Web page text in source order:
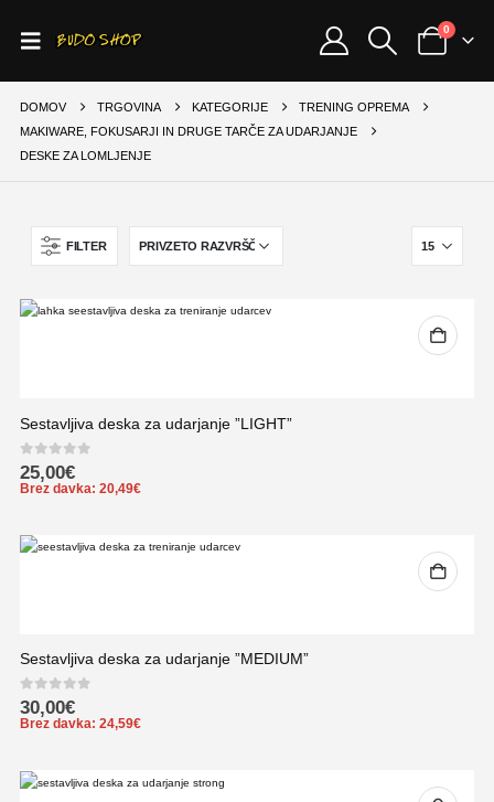
0
DOMOV TRGOVINA KATEGORIJE
TRENING OPREMA
MAKIWARE, FOKUSARJI IN DRUGE TARČE ZA UDARJANJE
DESKE ZA LOMLJENJE
FILTER
Sestavljiva deska za udarjanje ”LIGHT”
0out of 5
25,00€
Brez davka: 20,49€
Sestavljiva deska za udarjanje ”MEDIUM”
0out of 5
30,00€
Brez davka: 24,59€